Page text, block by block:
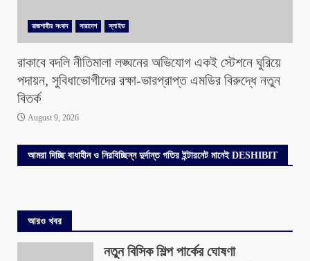
রাজশাহীর সংবাদ সারাদেশ স্লাইড
রাকাবে বদলি নীতিমালা লঙ্ঘনের অভিযোগ একই স্টেশনে ঘুরিয়ে
পদায়ন, সুবিধাভোগীদের রক্ষা-ভারপ্রাপ্ত এমডির বিরুদ্ধে নতুন
বিতর্ক
August 9, 2026
আমরা দিচ্ছি বাধাহীন ও নিরবিচ্ছিন্ন দুর্দান্ত গতির ইন্টারনেট মানেই DESHIBIT
আরও খবর
নতুন বিসিক শিল্প পার্কের ঘোষণা